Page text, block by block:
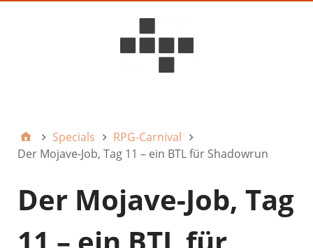
Specials
RPG-Carnival
Der Mojave-Job, Tag 11 – ein BTL für Shadowrun
Der Mojave-Job, Tag